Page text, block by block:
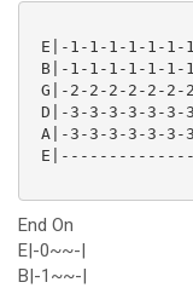
E|-1-1-1-1-1-1-
B|-1-1-1-1-1-1-
G|-2-2-2-2-2-2-
D|-3-3-3-3-3-3-
A|-3-3-3-3-3-
End On
E|-0~~-|
B|-1~~-|